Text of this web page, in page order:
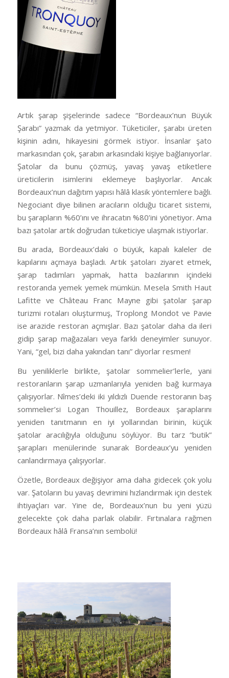
Artık şarap şişelerinde sadece “Bordeaux’nun Büyük
Şarabı” yazmak da yetmiyor. Tüketiciler, şarabı üreten
kişinin adını, hikayesini görmek istiyor. İnsanlar şato
markasından çok, şarabın arkasındaki kişiye bağlanıyorlar.
Şatolar da bunu çözmüş, yavaş yavaş etiketlere
üreticilerin isimlerini eklemeye başlıyorlar. Ancak
Bordeaux’nun dağıtım yapısı hâlâ klasik yöntemlere bağlı.
Negociant diye bilinen aracıların olduğu ticaret sistemi,
bu şarapların %60’ını ve ihracatın %80’ini yönetiyor. Ama
bazı şatolar artık doğrudan tüketiciye ulaşmak istiyorlar.
Bu arada, Bordeaux’daki o büyük, kapalı kaleler de
kapılarını açmaya başladı. Artık şatoları ziyaret etmek,
şarap tadımları yapmak, hatta bazılarının içindeki
restoranda yemek yemek mümkün. Mesela Smith Haut
Lafitte ve Château Franc Mayne gibi şatolar şarap
turizmi rotaları oluşturmuş, Troplong Mondot ve Pavie
ise arazide restoran açmışlar. Bazı şatolar daha da ileri
gidip şarap mağazaları veya farklı deneyimler sunuyor.
Yani, “gel, bizi daha yakından tanı” diyorlar resmen!
Bu yeniliklerle birlikte, şatolar sommelier’lerle, yani
restoranların şarap uzmanlarıyla yeniden bağ kurmaya
çalışıyorlar. Nîmes’deki iki yıldızlı Duende restoranın baş
sommelier’si Logan Thouillez, Bordeaux şaraplarını
yeniden tanıtmanın en iyi yollarından birinin, küçük
şatolar aracılığıyla olduğunu söylüyor. Bu tarz “butik”
şarapları menülerinde sunarak Bordeaux’yu yeniden
canlandırmaya çalışıyorlar.
Özetle, Bordeaux değişiyor ama daha gidecek çok yolu
var. Şatoların bu yavaş devrimini hızlandırmak için destek
ihtiyaçları var. Yine de, Bordeaux’nun bu yeni yüzü
gelecekte çok daha parlak olabilir. Fırtınalara rağmen
Bordeaux hâlâ Fransa’nın sembolü!